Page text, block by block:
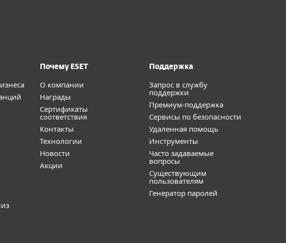
Почему ESET
О компании
Награды
Сертификаты
соответствия
Контакты
Технологии
Новости
Акции
Поддержка
Запрос в службу
поддержки
Премиум-поддержка
Сервисы по безопасности
Удаленная помощь
Инструменты
Часто задаваемые
вопросы
Существующим
пользователям
Генератор паролей